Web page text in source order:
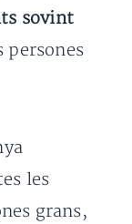
sovint
persones
les
grans,